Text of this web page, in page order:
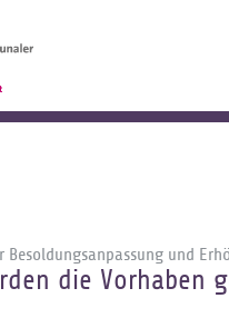
Besoldungsanpassung und
die Vorhaben